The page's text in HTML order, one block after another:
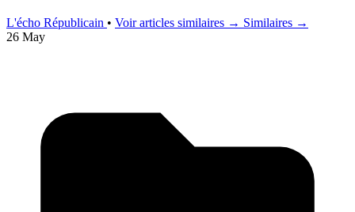
L'écho Républicain • Voir articles similaires → Similaires →
26 May